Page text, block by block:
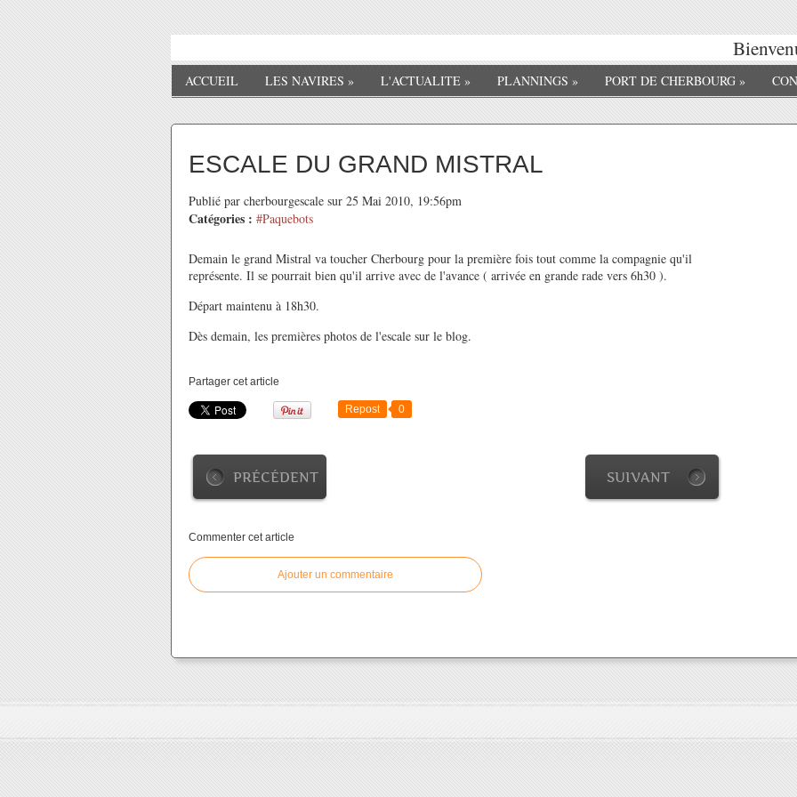
ACCUEIL LES NAVIRES » L'ACTUALITE » PLANNINGS » PORT DE CHERBOURG »
ESCALE DU GRAND MISTRAL
Publié par cherbourgescale sur 25 Mai 2010, 19:56pm
Catégories : #Paquebots
Demain le grand Mistral va toucher Cherbourg pour la première fois tout comme la compagnie qu'il
représente. Il se pourrait bien qu'il arrive avec de l'avance ( arrivée en grande rade vers 6h30 ).
Départ maintenu à 18h30.
Dès demain, les premières photos de l'escale sur le blog.
Partager cet article
Repost 0
PRÉCÉDENT SUIVANT
Commenter cet article
Ajouter un commentaire